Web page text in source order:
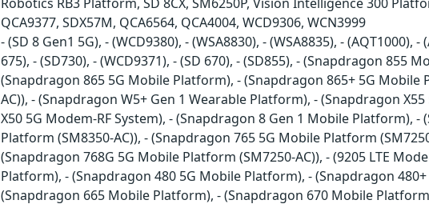
QCA9377, SDX57M, QCA6564, QCA4004, WCD9306, WCN3999
- (SD 8 Gen1 5G), - (WCD9380), - (WSA8830), - (WSA8835), - (AQT1000), -
675), - (SD730), - (WCD9371), - (SD 670), - (SD855), - (Snapdragon
(Snapdragon 865 5G Mobile Platform), - (Snapdragon 865+ 5G
AC)), - (Snapdragon W5+ Gen 1 Wearable Platform), - (Snapdragon
X50 5G Modem-RF System), - (Snapdragon 8 Gen 1 Mobile
Platform (SM8350-AC)), - (Snapdragon 765 5G Mobile Platform
(Snapdragon 768G 5G Mobile Platform (SM7250-AC)), - (9205 LTE
Platform), - (Snapdragon 480 5G Mobile Platform), - (Snapdragon
(Snapdragon 665 Mobile Platform), - (Snapdragon 670 Mobile